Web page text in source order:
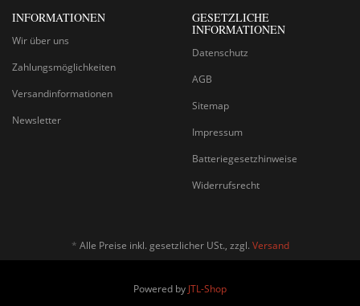
INFORMATIONEN
Wir über uns
Zahlungsmöglichkeiten
Versandinformationen
Newsletter
GESETZLICHE
INFORMATIONEN
Datenschutz
AGB
Sitemap
Impressum
Batteriegesetzhinweise
Widerrufsrecht
* Alle Preise inkl. gesetzlicher USt., zzgl. Versand
Powered by JTL-Shop